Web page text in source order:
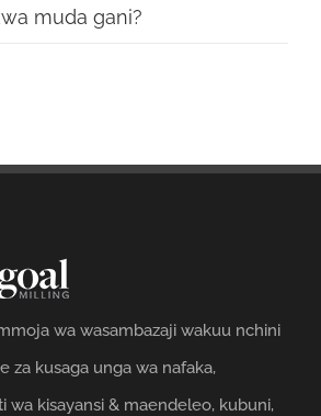
muda gani?
wa wasambazaji wakuu nchini
za kusaga unga wa nafaka,
wa kisayansi & maendeleo, kubuni,